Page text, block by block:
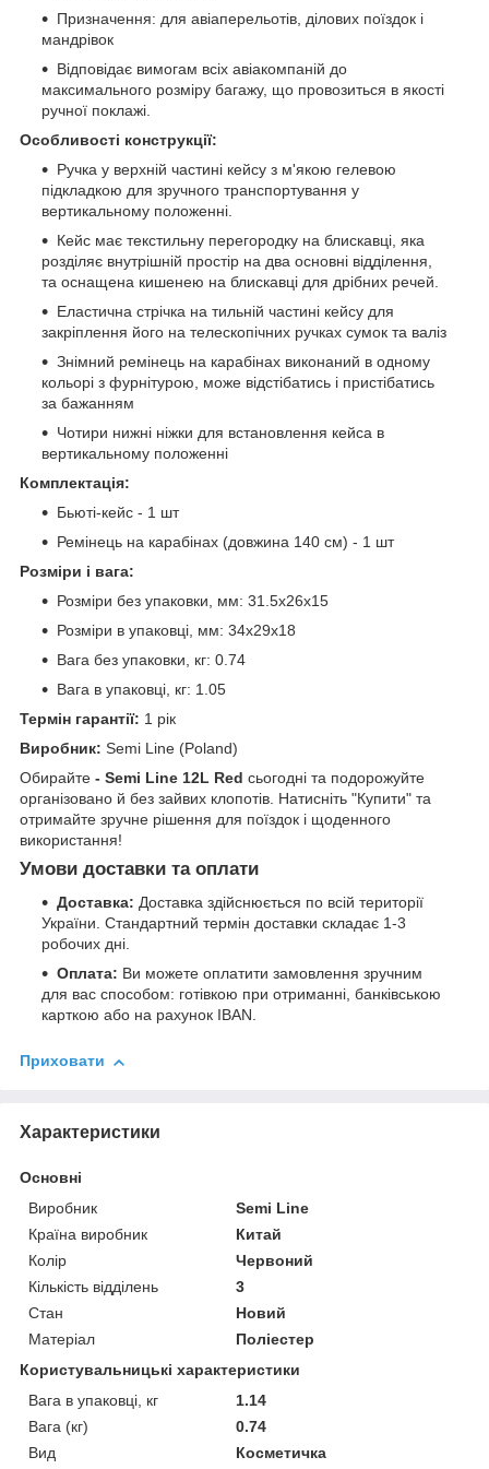
Призначення: для авіаперельотів, ділових поїздок і
мандрівок
Відповідає вимогам всіх авіакомпаній до
максимального розміру багажу, що провозиться в якості
ручної поклажі.
Особливості конструкції:
Ручка у верхній частині кейсу з м'якою гелевою
підкладкою для зручного транспортування у
вертикальному положенні.
Кейс має текстильну перегородку на блискавці, яка
розділяє внутрішній простір на два основні відділення,
та оснащена кишенею на блискавці для дрібних речей.
Еластична стрічка на тильній частині кейсу для
закріплення його на телескопічних ручках сумок та валіз
Знімний ремінець на карабінах виконаний в одному
кольорі з фурнітурою, може відстібатись і пристібатись
за бажанням
Чотири нижні ніжки для встановлення кейса в
вертикальному положенні
Комплектація:
Бьюті-кейс - 1 шт
Ремінець на карабінах (довжина 140 см) - 1 шт
Розміри і вага:
Розміри без упаковки, мм: 31.5x26x15
Розміри в упаковці, мм: 34x29x18
Вага без упаковки, кг: 0.74
Вага в упаковці, кг: 1.05
Термін гарантії: 1 рік
Виробник: Semi Line (Poland)
Обирайте - Semi Line 12L Red сьогодні та подорожуйте
організовано й без зайвих клопотів. Натисніть "Купити" та
отримайте зручне рішення для поїздок і щоденного
використання!
Умови доставки та оплати
Доставка: Доставка здійснюється по всій території
України. Стандартний термін доставки складає 1-3
робочих дні.
Оплата: Ви можете оплатити замовлення зручним
для вас способом: готівкою при отриманні, банківською
карткою або на рахунок IBAN.
Приховати
Характеристики
Основні
Виробник
Semi Line
Країна виробник
Китай
Колір
Червоний
Кількість відділень
3
Стан
Новий
Матеріал
Поліестер
Користувальницькі характеристики
Вага в упаковці, кг
1.14
Вага (кг)
0.74
Вид
Косметичка